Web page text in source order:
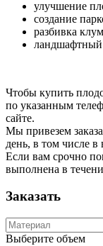
улучшение
создание
разбивка
ландшафтный
Чтобы купить
по указанным
сайте.
Мы привезем
день, в том числе
Если вам срочно
выполнена в
Заказать
Выберите объем